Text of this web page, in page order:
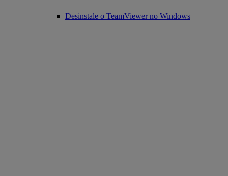
Desinstale o TeamViewer no Windows